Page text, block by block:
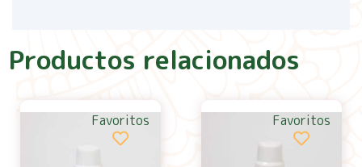
Productos relacionados
Favoritos Favoritos